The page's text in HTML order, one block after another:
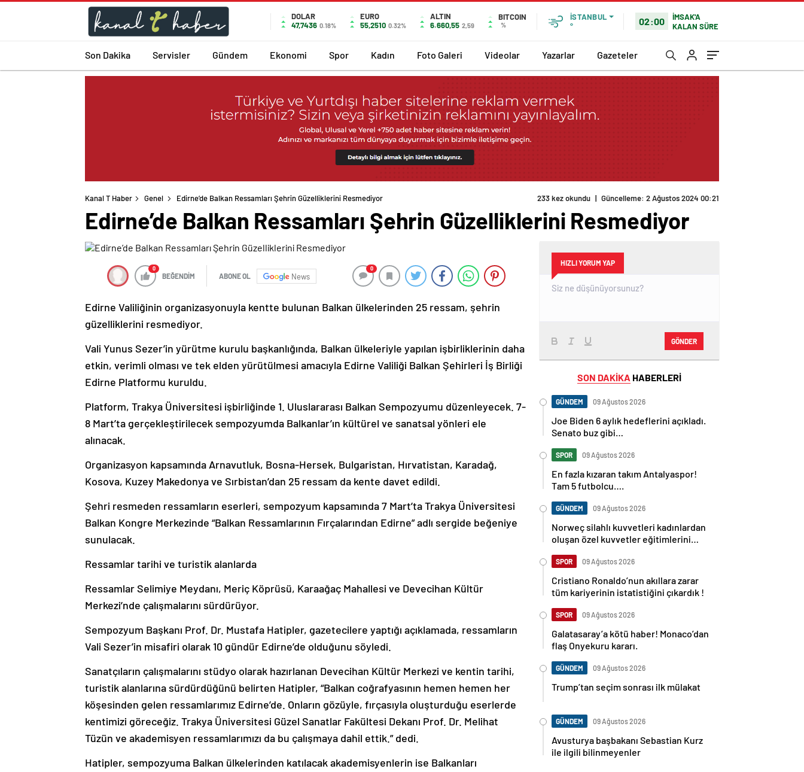
DOLAR
47,7436 0.18%
EURO
55,2510 0.32%
ALTIN
6.660,55 2,59
BITCOIN
%
İSTANBUL
°
02:00
İMSAK'A
KALAN SÜRE
Son Dakika Servisler Gündem Ekonomi Spor Kadın Foto Galeri Videolar Yazarlar Gazeteler
Kanal T Haber Genel Edirne’de Balkan Ressamları Şehrin Güzelliklerini Resmediyor 233 kez okundu | Güncelleme: 2 Ağustos 2024 00:21
Edirne’de Balkan Ressamları Şehrin Güzelliklerini Resmediyor
0
BEĞENDİM ABONE OL News
0
Edirne Valiliğinin organizasyonuyla kentte bulunan Balkan ülkelerinden 25 ressam, şehrin
güzelliklerini resmediyor.
Vali Yunus Sezer’in yürütme kurulu başkanlığında, Balkan ülkeleriyle yapılan işbirliklerinin daha
etkin, verimli olması ve tek elden yürütülmesi amacıyla Edirne Valiliği Balkan Şehirleri İş Birliği
Edirne Platformu kuruldu.
Platform, Trakya Üniversitesi işbirliğinde 1. Uluslararası Balkan Sempozyumu düzenleyecek. 7-
8 Mart’ta gerçekleştirilecek sempozyumda Balkanlar’ın kültürel ve sanatsal yönleri ele
alınacak.
Organizasyon kapsamında Arnavutluk, Bosna-Hersek, Bulgaristan, Hırvatistan, Karadağ,
Kosova, Kuzey Makedonya ve Sırbistan’dan 25 ressam da kente davet edildi.
Şehri resmeden ressamların eserleri, sempozyum kapsamında 7 Mart’ta Trakya Üniversitesi
Balkan Kongre Merkezinde “Balkan Ressamlarının Fırçalarından Edirne” adlı sergide beğeniye
sunulacak.
Ressamlar tarihi ve turistik alanlarda
Ressamlar Selimiye Meydanı, Meriç Köprüsü, Karaağaç Mahallesi ve Devecihan Kültür
Merkezi’nde çalışmalarını sürdürüyor.
Sempozyum Başkanı Prof. Dr. Mustafa Hatipler, gazetecilere yaptığı açıklamada, ressamların
Vali Sezer’in misafiri olarak 10 gündür Edirne’de olduğunu söyledi.
Sanatçıların çalışmalarını stüdyo olarak hazırlanan Devecihan Kültür Merkezi ve kentin tarihi,
turistik alanlarına sürdürdüğünü belirten Hatipler, “Balkan coğrafyasının hemen hemen her
köşesinden gelen ressamlarımız Edirne’de. Onların gözüyle, fırçasıyla oluşturduğu eserlerde
kentimizi göreceğiz. Trakya Üniversitesi Güzel Sanatlar Fakültesi Dekanı Prof. Dr. Melihat
Tüzün ve akademisyen ressamlarımızı da bu çalışmaya dahil ettik.” dedi.
Hatipler, sempozyuma Balkan ülkelerinden katılacak akademisyenlerin ise Balkanları
HIZLI YORUM YAP
GÖNDER
SON DAKİKA HABERLERİ
GÜNDEM 09 Ağustos 2026
Joe Biden 6 aylık hedeflerini açıkladı.
Senato buz gibi…
SPOR 09 Ağustos 2026
En fazla kızaran takım Antalyaspor!
Tam 5 futbolcu….
GÜNDEM 09 Ağustos 2026
Norweç silahlı kuvvetleri kadınlardan
oluşan özel kuvvetler eğitimlerini
SPOR 09 Ağustos 2026
Cristiano Ronaldo’nun akıllara zarar
tüm kariyerinin istatistiğini çıkardık !
SPOR 09 Ağustos 2026
Galatasaray’a kötü haber! Monaco’dan
flaş Onyekuru kararı.
GÜNDEM 09 Ağustos 2026
Trump’tan seçim sonrası ilk mülakat
GÜNDEM 09 Ağustos 2026
Avusturya başbakanı Sebastian Kurz
ile ilgili bilinmeyenler